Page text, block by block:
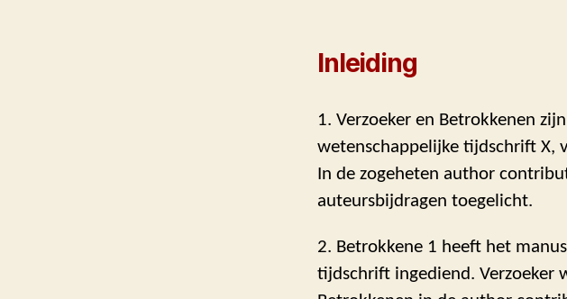
Inleiding
1. Verzoeker en Betrokkenen
wetenschappelijke tijdschrift X,
In de zogeheten author
auteursbijdragen toegelicht.
2. Betrokkene 1 heeft het
tijdschrift ingediend. Verzoeker